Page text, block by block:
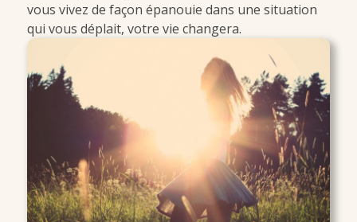
vous vivez de façon épanouie dans une situation
qui vous déplait, votre vie changera.